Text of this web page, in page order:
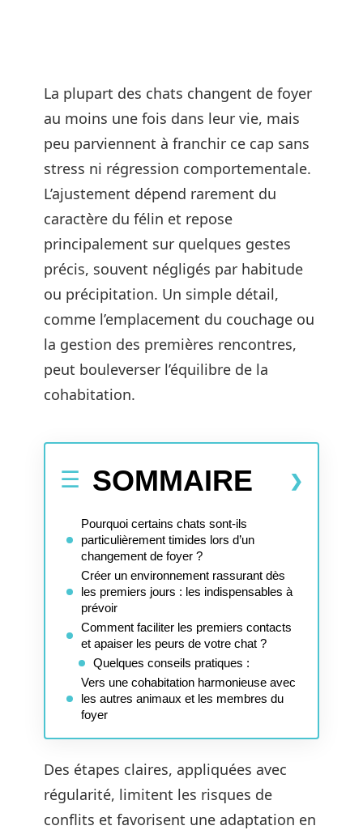
La plupart des chats changent de foyer
au moins une fois dans leur vie, mais
peu parviennent à franchir ce cap sans
stress ni régression comportementale.
L’ajustement dépend rarement du
caractère du félin et repose
principalement sur quelques gestes
précis, souvent négligés par habitude
ou précipitation. Un simple détail,
comme l’emplacement du couchage ou
la gestion des premières rencontres,
peut bouleverser l’équilibre de la
cohabitation.
SOMMAIRE
Pourquoi certains chats sont-ils
particulièrement timides lors d’un
changement de foyer ?
Créer un environnement rassurant dès
les premiers jours : les indispensables à
prévoir
Comment faciliter les premiers contacts
et apaiser les peurs de votre chat ?
Quelques conseils pratiques :
Vers une cohabitation harmonieuse avec
les autres animaux et les membres du
foyer
Des étapes claires, appliquées avec
régularité, limitent les risques de
conflits et favorisent une adaptation en